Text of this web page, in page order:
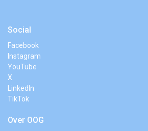
Social
Facebook
Instagram
YouTube
X
LinkedIn
TikTok
Over OOG